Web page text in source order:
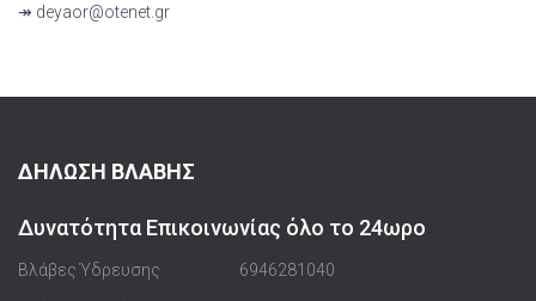
↠ deyaor@otenet.gr
ΔΗΛΩΣΗ ΒΛΑΒΗΣ
Δυνατότητα Επικοινωνίας όλο το 24ωρο
Βλάβες Ύδρευσης
6946281040